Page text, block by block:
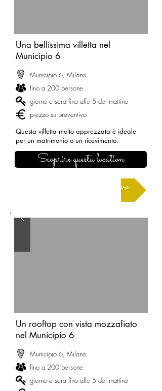
Una bellissima villetta nel
Municipio 6
Municipio 6, Milano
fino a 200 persone
giorno e sera fino alle 5 del mattino
prezzo su preventivo
Questa villetta molto apprezzata è ideale
per un matrimonio o un ricevimento.
Scoprire questa location
Richiedere un preventivo
Un rooftop con vista mozzafiato
nel Municipio 6
Municipio 6, Milano
fino a 200 persone
giorno e sera fino alle 5 del mattino